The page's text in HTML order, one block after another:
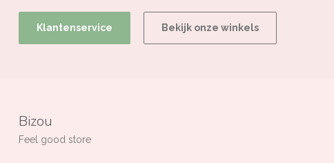
Klantenservice Bekijk onze winkels
Bizou
Feel good store